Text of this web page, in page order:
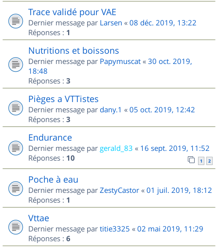
Trace validé pour VAE
Dernier message par Larsen « 08 déc. 2019, 13:22
Réponses : 1
Nutritions et boissons
Dernier message par Papymuscat « 30 oct. 2019,
18:48
Réponses : 3
Pièges a VTTistes
Dernier message par dany.1 « 05 oct. 2019, 12:42
Réponses : 3
Endurance
Dernier message par gerald_83 « 16 sept. 2019, 11:52
Réponses : 10 1 2
Poche à eau
Dernier message par ZestyCastor « 01 juil. 2019, 18:12
Réponses : 1
Vttae
Dernier message par titie3325 « 02 mai 2019, 11:29
Réponses : 6